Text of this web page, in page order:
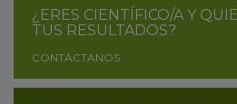
¿ERES CIENTÍFICO/A Y
TUS RESULTADOS?
CONTÁCTANOS